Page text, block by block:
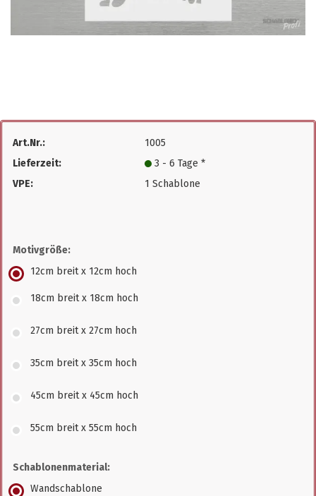
Art.Nr.:
1005
Lieferzeit:
3 - 6 Tage *
VPE:
1 Schablone
Motivgröße:
12cm breit x 12cm hoch
18cm breit x 18cm hoch
27cm breit x 27cm hoch
35cm breit x 35cm hoch
45cm breit x 45cm hoch
55cm breit x 55cm hoch
Schablonenmaterial:
Wandschablone